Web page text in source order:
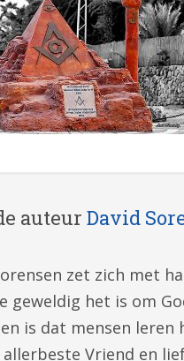
auteur David
zet zich met
geweldig het is om
is dat mensen leren
allerbeste Vriend en